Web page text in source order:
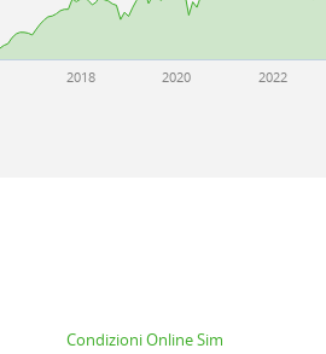
2018 2020 2022
Condizioni Online Sim